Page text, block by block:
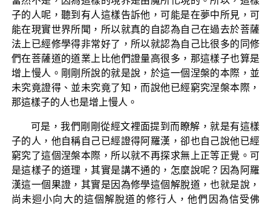
子的人呢，聽到有人這樣告訴他，可能是在夢中所見，可
能在現實世界所聞，所以就真的自認為自己在過去於菩薩
法上已經修學得非常好了，所以就認為自己比很多的同修
們在菩薩道的道業上比他們證量高很多，那這樣子也算是
增上慢人。剛剛所說的就是說，於這一個涅槃的本際，並
未究竟證得、並未究竟了知，而說他已經窮究涅槃本際，
那這樣子的人也是增上慢人。
可是，我們剛剛從經文裡面提到而瞭解，就是有這樣
子的人，他自稱自己已經證得阿羅漢，卻也自己說他已經
窮究了這個涅槃本際，所以就不再探求無上正等正覺。可
是這樣子的道理，其實是講不通的，怎麼說呢？因為阿羅
漢這一個果證，其實是因為修學這個解脫道，也就是說，
尚未迴小向大的這個解脫道的修行人，他們因為信受佛